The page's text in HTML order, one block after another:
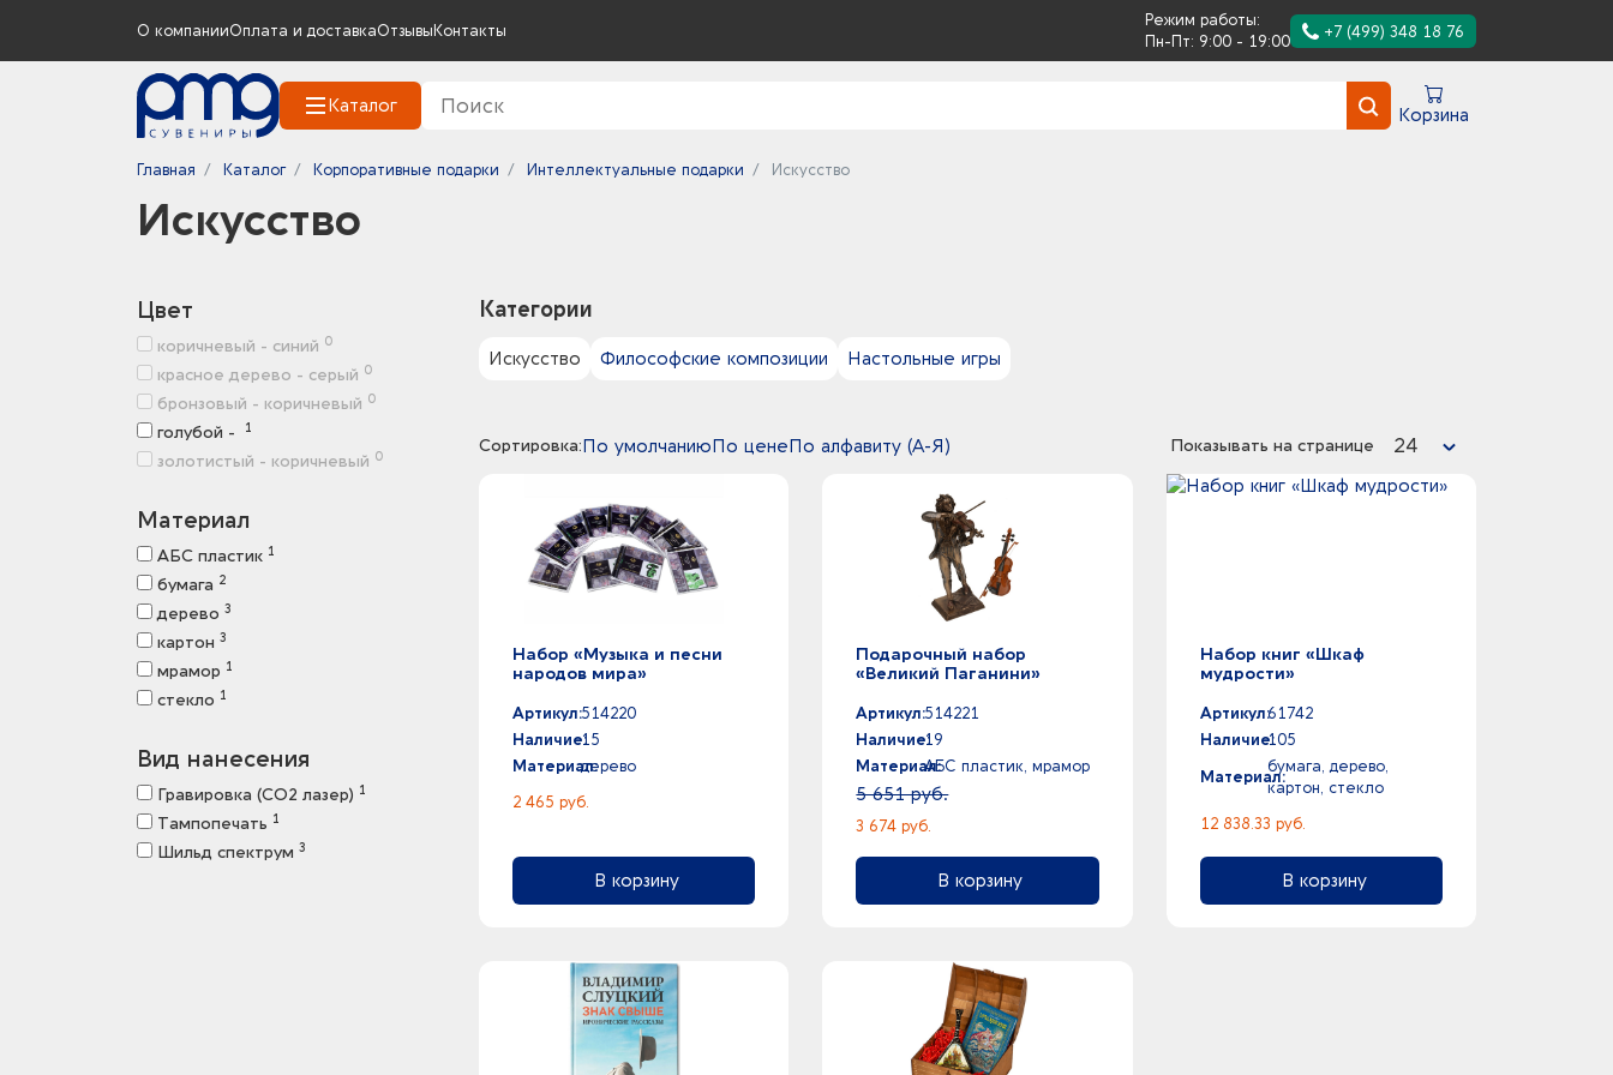
О компанииОплата и доставкаОтзывы Контакты
Режим работы:
Пн-Пт: 9:00 - 19:00
+7 (499) 348 18 76
Каталог Корзина
Главная Каталог Корпоративные подарки Интеллектуальные подарки Искусство
Искусство
Цвет
коричневый - синий 0
красное дерево - серый 0
бронзовый - коричневый 0
голубой - 1
золотистый - коричневый 0
Материал
АБС пластик 1
бумага 2
дерево 3
картон 3
мрамор 1
стекло 1
Вид нанесения
Гравировка (CO2 лазер) 1
Тампопечать 1
Шильд спектрум 3
Категории
Искусство Философские композиции Настольные игры
Сортировка:По умолчаниюПо ценеПо алфавиту (А-Я) Показывать на странице 24
Набор «Музыка и песни
народов мира»
Артикул:514220
Наличие:15
Материал:дерево
2 465 руб.
В корзину
Подарочный набор
«Великий Паганини»
Артикул:514221
Наличие:19
Материал:АБС пластик, мрамор
5 651 руб.
3 674 руб.
В корзину
Набор книг «Шкаф
мудрости»
Артикул:61742
Наличие:105
Материал:
бумага, дерево,
картон, стекло
12 838.33 руб.
В корзину